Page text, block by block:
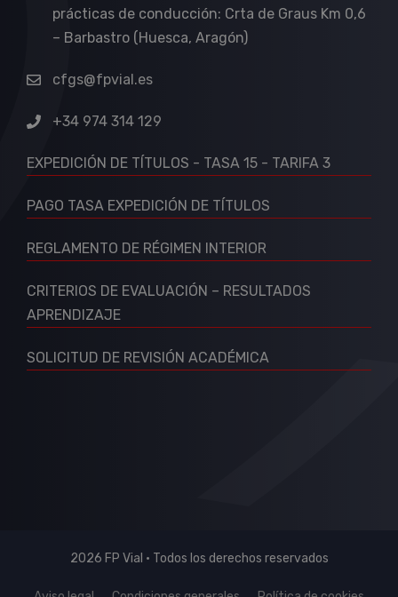
prácticas de conducción: Crta de Graus Km 0,6
– Barbastro (Huesca, Aragón)
cfgs@fpvial.es
+34 974 314 129
EXPEDICIÓN DE TÍTULOS - TASA 15 - TARIFA 3
PAGO TASA EXPEDICIÓN DE TÍTULOS
REGLAMENTO DE RÉGIMEN INTERIOR
CRITERIOS DE EVALUACIÓN – RESULTADOS
APRENDIZAJE
SOLICITUD DE REVISIÓN ACADÉMICA
2026 FP Vial · Todos los derechos reservados